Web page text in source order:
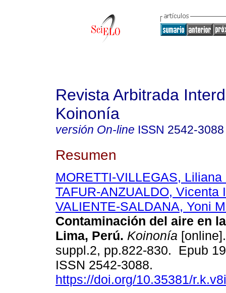
Revista Arbitrada
Koinonía
versión On-line ISSN 2542-3088
Resumen
MORETTI-VILLEGAS, Liliana
TAFUR-ANZUALDO, Vicenta
VALIENTE-SALDANA, Yoni
Contaminación del aire en
Lima, Perú. Koinonía
suppl.2, pp.822-830. Epub
ISSN 2542-3088.
https://doi.org/10.35381/